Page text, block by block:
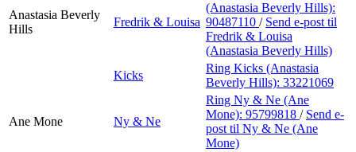
Anastasia Beverly
Hills
Fredrik & Louisa
(Anastasia Beverly Hills):
90487110 / Send e-post til
Fredrik & Louisa
(Anastasia Beverly Hills)
Kicks
Ring Kicks (Anastasia
Beverly Hills): 33221069
Ane Mone Ny & Ne
Ring Ny & Ne (Ane
Mone): 95799818 / Send e-
post til Ny & Ne (Ane
Mone)